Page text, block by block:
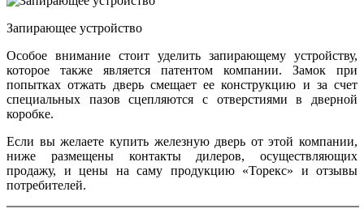
Запирающее устройство
Особое внимание стоит уделить запирающему устройству,
которое также является патентом компании. Замок при
попытках отжать дверь смещает ее конструкцию и за счет
специальных пазов сцепляются с отверстиями в дверной
коробке.
Если вы желаете купить железную дверь от этой компании,
ниже размещены контакты дилеров, осуществляющих
продажу, и цены на саму продукцию «Торекс» и отзывы
потребителей.